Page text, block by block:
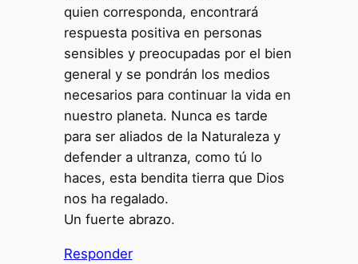
quien corresponda, encontrará
respuesta positiva en personas
sensibles y preocupadas por el bien
general y se pondrán los medios
necesarios para continuar la vida en
nuestro planeta. Nunca es tarde
para ser aliados de la Naturaleza y
defender a ultranza, como tú lo
haces, esta bendita tierra que Dios
nos ha regalado.
Un fuerte abrazo.
Responder